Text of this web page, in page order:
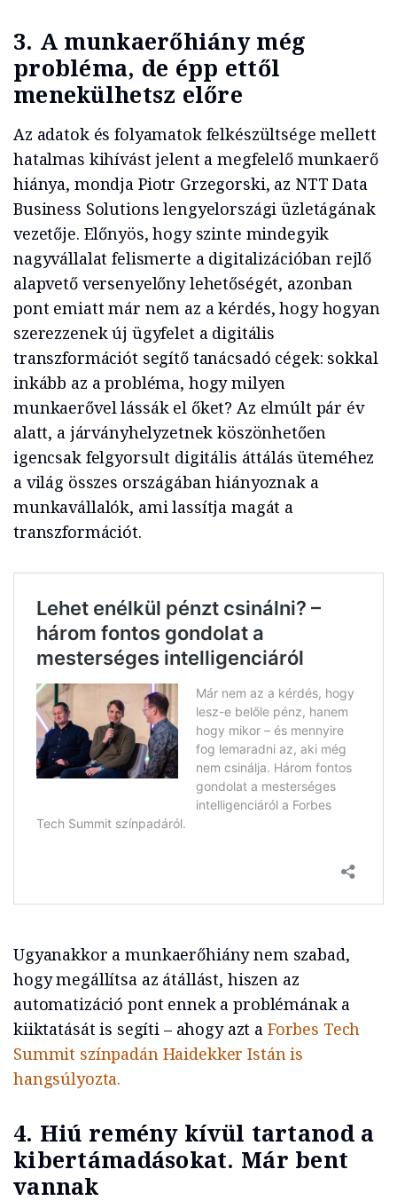
3. A munkaerőhiány még
probléma, de épp ettől
menekülhetsz előre
Az adatok és folyamatok felkészültsége mellett
hatalmas kihívást jelent a megfelelő munkaerő
hiánya, mondja Piotr Grzegorski, az NTT Data
Business Solutions lengyelországi üzletágának
vezetője. Előnyös, hogy szinte mindegyik
nagyvállalat felismerte a digitalizációban rejlő
alapvető versenyelőny lehetőségét, azonban
pont emiatt már nem az a kérdés, hogy hogyan
szerezzenek új ügyfelet a digitális
transzformációt segítő tanácsadó cégek: sokkal
inkább az a probléma, hogy milyen
munkaerővel lássák el őket? Az elmúlt pár év
alatt, a járványhelyzetnek köszönhetően
igencsak felgyorsult digitális áttálás üteméhez
a világ összes országában hiányoznak a
munkavállalók, ami lassítja magát a
transzformációt.
Ugyanakkor a munkaerőhiány nem szabad,
hogy megállítsa az átállást, hiszen az
automatizáció pont ennek a problémának a
kiiktatását is segíti – ahogy azt a Forbes Tech
Summit színpadán Haidekker Istán is
hangsúlyozta.
4. Hiú remény kívül tartanod a
kibertámadásokat. Már bent
vannak